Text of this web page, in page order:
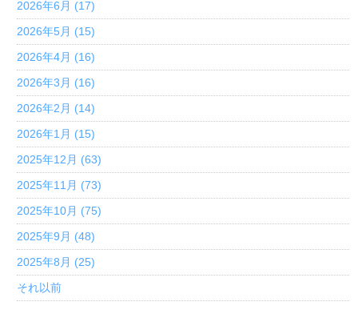
2026年6月 (17)
2026年5月 (15)
2026年4月 (16)
2026年3月 (16)
2026年2月 (14)
2026年1月 (15)
2025年12月 (63)
2025年11月 (73)
2025年10月 (75)
2025年9月 (48)
2025年8月 (25)
それ以前